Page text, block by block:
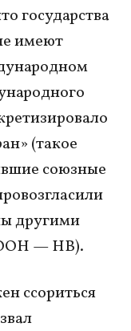
государства
имеют
(такое
союзные
другими
ООН — НВ).
ссориться